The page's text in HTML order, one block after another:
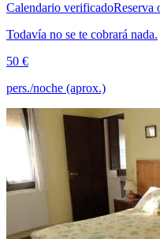
Calendario verificadoReserva
Todavía no se te cobrará nada.
50 €
pers./noche (aprox.)